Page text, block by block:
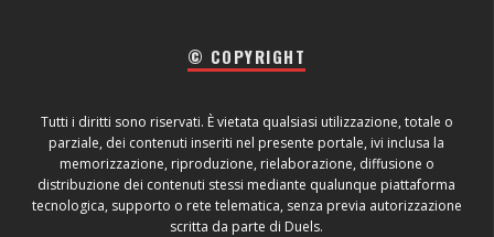
© COPYRIGHT
Tutti i diritti sono riservati. È vietata qualsiasi utilizzazione, totale o
parziale, dei contenuti inseriti nel presente portale, ivi inclusa la
memorizzazione, riproduzione, rielaborazione, diffusione o
distribuzione dei contenuti stessi mediante qualunque piattaforma
tecnologica, supporto o rete telematica, senza previa autorizzazione
scritta da parte di Duels.